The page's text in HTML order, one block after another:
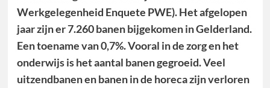
Werkgelegenheid Enquete PWE). Het afgelopen
jaar zijn er 7.260 banen bijgekomen in Gelderland.
Een toename van 0,7%. Vooral in de zorg en het
onderwijs is het aantal banen gegroeid. Veel
uitzendbanen en banen in de horeca zijn verloren